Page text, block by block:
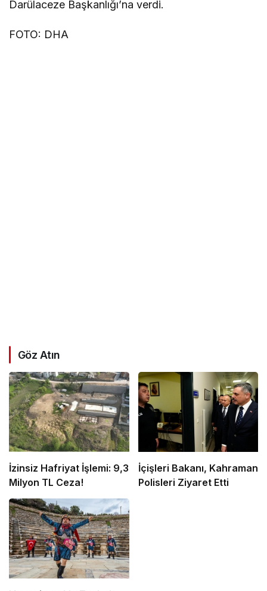
Darülaceze Başkanlığı’na verdi.
FOTO: DHA
Göz Atın
İzinsiz Hafriyat İşlemi: 9,3
Milyon TL Ceza!
İçişleri Bakanı, Kahraman
Polisleri Ziyaret Etti